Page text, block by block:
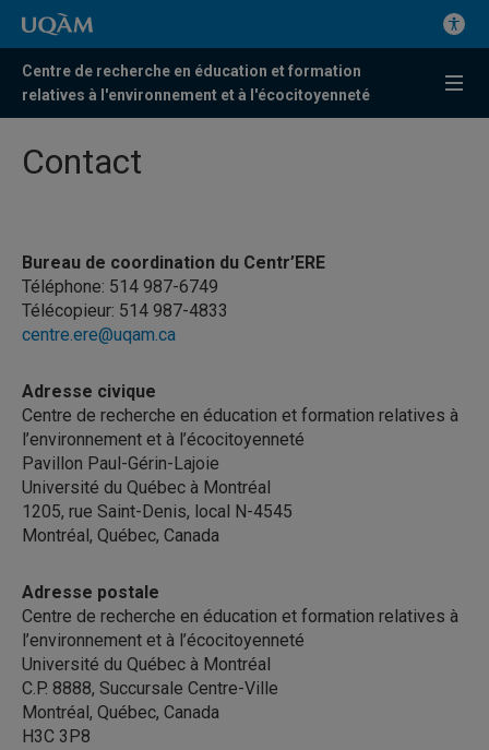
Centre de recherche en éducation et formation
relatives à l'environnement et à l'écocitoyenneté
Contact
Bureau de coordination du Centr’ERE
Téléphone: 514 987-6749
Télécopieur: 514 987-4833
centre.ere@uqam.ca
Adresse civique
Centre de recherche en éducation et formation relatives à
l’environnement et à l’écocitoyenneté
Pavillon Paul-Gérin-Lajoie
Université du Québec à Montréal
1205, rue Saint-Denis, local N-4545
Montréal, Québec, Canada
Adresse postale
Centre de recherche en éducation et formation relatives à
l’environnement et à l’écocitoyenneté
Université du Québec à Montréal
C.P. 8888, Succursale Centre-Ville
Montréal, Québec, Canada
H3C 3P8